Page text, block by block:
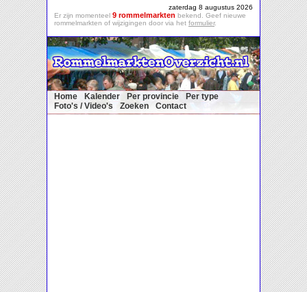
zaterdag 8 augustus 2026
Er zijn momenteel 9 rommelmarkten bekend. Geef nieuwe
rommelmarkten of wijzigingen door via het formulier.
Home Kalender Per provincie
Per type
Foto's / Video's
Zoeken Contact